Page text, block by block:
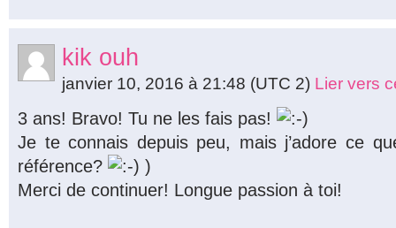
kik ouh
janvier 10, 2016 à 21:48 (UTC 2) Lier vers
3 ans! Bravo! Tu ne les fais pas!
Je te connais depuis peu, mais j’adore ce
référence?
)
Merci de continuer! Longue passion à toi!